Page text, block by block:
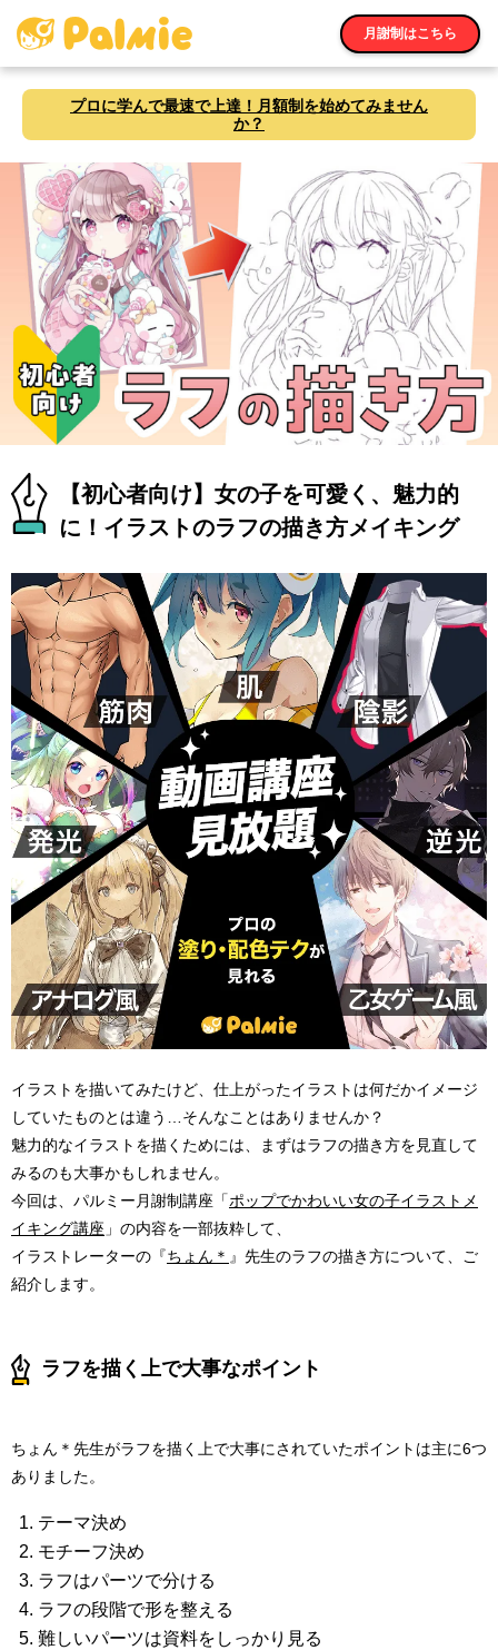
月謝制はこちら
プロに学んで最速で上達！月額制を始めてみません
か？
【初心者向け】女の子を可愛く、魅力的
に！イラストのラフの描き方メイキング
イラストを描いてみたけど、仕上がったイラストは何だかイメージ
していたものとは違う…そんなことはありませんか？
魅力的なイラストを描くためには、まずはラフの描き方を見直して
みるのも大事かもしれません。
今回は、パルミー月謝制講座「ポップでかわいい女の子イラストメ
イキング講座 」の内容を一部抜粋して、
イラストレーターの『ちょん＊ 』先生のラフの描き方について、ご
紹介します。
ラフを描く上で大事なポイント
ちょん＊先生がラフを描く上で大事にされていたポイントは主に6つ
ありました。
テーマ決め
モチーフ決め
ラフはパーツで分ける
ラフの段階で形を整える
難しいパーツは資料をしっかり見る